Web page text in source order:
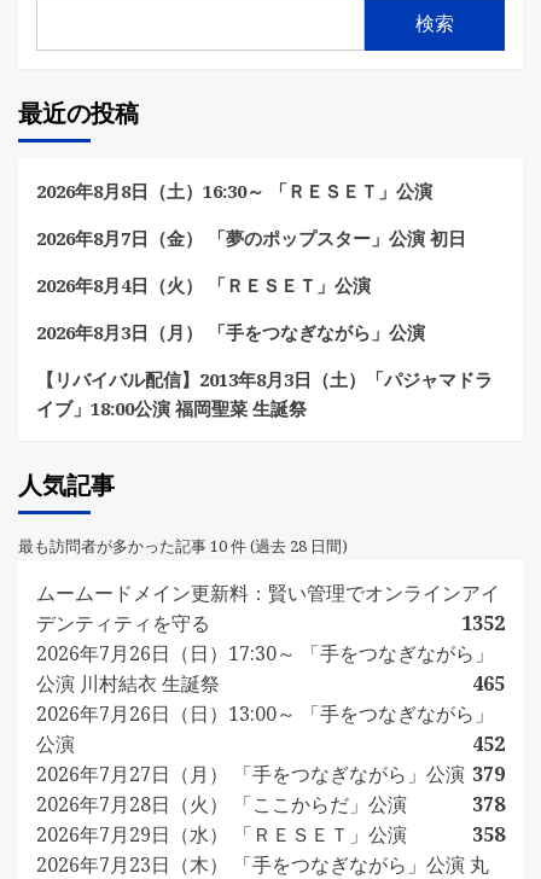
検索
最近の投稿
2026年8月8日（土）16:30～ 「ＲＥＳＥＴ」公演
2026年8月7日（金） 「夢のポップスター」公演 初日
2026年8月4日（火） 「ＲＥＳＥＴ」公演
2026年8月3日（月） 「手をつなぎながら」公演
【リバイバル配信】2013年8月3日（土）「パジャマドラ
イブ」18:00公演 福岡聖菜 生誕祭
人気記事
最も訪問者が多かった記事 10 件 (過去 28 日間)
ムームードメイン更新料：賢い管理でオンラインアイ
デンティティを守る
1352
2026年7月26日（日）17:30～ 「手をつなぎながら」
公演 川村結衣 生誕祭
465
2026年7月26日（日）13:00～ 「手をつなぎながら」
公演
452
2026年7月27日（月） 「手をつなぎながら」公演 379
2026年7月28日（火） 「ここからだ」公演
378
2026年7月29日（水） 「ＲＥＳＥＴ」公演
358
2026年7月23日（木） 「手をつなぎながら」公演 丸